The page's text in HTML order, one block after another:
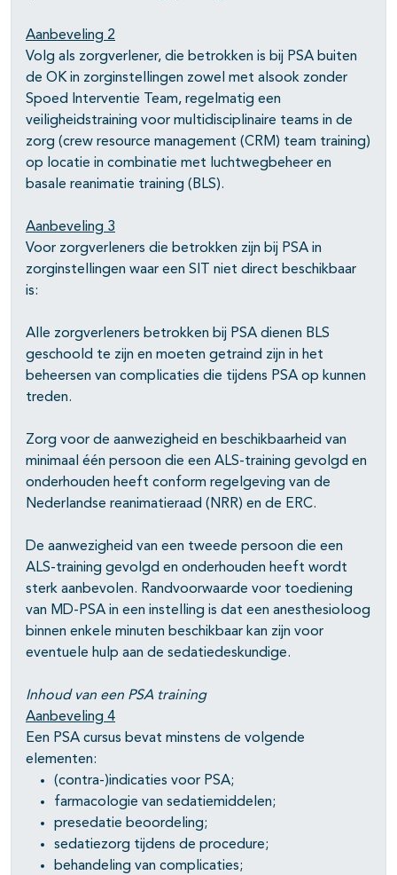
Aanbeveling 2
Volg als zorgverlener, die betrokken is bij PSA buiten
de OK in zorginstellingen zowel met alsook zonder
Spoed Interventie Team, regelmatig een
veiligheidstraining voor multidisciplinaire teams in de
zorg (crew resource management (CRM) team training)
op locatie in combinatie met luchtwegbeheer en
basale reanimatie training (BLS).
Aanbeveling 3
Voor zorgverleners die betrokken zijn bij PSA in
zorginstellingen waar een SIT niet direct beschikbaar
is:
Alle zorgverleners betrokken bij PSA dienen BLS
geschoold te zijn en moeten getraind zijn in het
beheersen van complicaties die tijdens PSA op kunnen
treden.
Zorg voor de aanwezigheid en beschikbaarheid van
minimaal één persoon die een ALS-training gevolgd en
onderhouden heeft conform regelgeving van de
Nederlandse reanimatieraad (NRR) en de ERC.
De aanwezigheid van een tweede persoon die een
ALS-training gevolgd en onderhouden heeft wordt
sterk aanbevolen. Randvoorwaarde voor toediening
van MD-PSA in een instelling is dat een anesthesioloog
binnen enkele minuten beschikbaar kan zijn voor
eventuele hulp aan de sedatiedeskundige.
Inhoud van een PSA training
Aanbeveling 4
Een PSA cursus bevat minstens de volgende
elementen:
(contra-)indicaties voor PSA;
farmacologie van sedatiemiddelen;
presedatie beoordeling;
sedatiezorg tijdens de procedure;
behandeling van complicaties;